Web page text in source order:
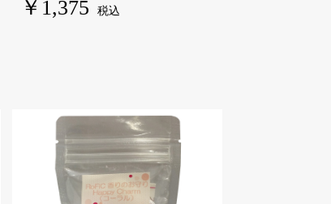
￥1,375 税込